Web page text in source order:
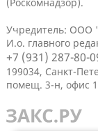
Учредитель: ООО
И.о. главного
+7 (931) 287-80-
199034, Санкт-
помещ. 3-н, офис 1